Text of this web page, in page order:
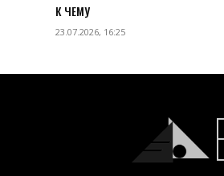
К ЧЕМУ
23.07.2026, 16:25